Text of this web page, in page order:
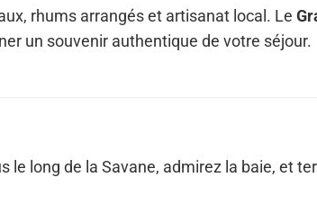
rhums arrangés et artisanat local. Le
un souvenir authentique de votre séjour.
le long de la Savane, admirez la baie, et